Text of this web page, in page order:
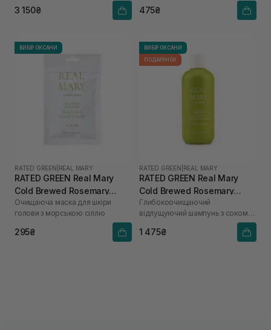
3 150₴ 475₴
ВИБІР ОКСАНИ
RATED GREEN REAL MARY
RATED GREEN Real Mary
Cold Brewed Rosemary
Purifyng Scalp Scaler 50 мл
Очищаюча маска для шкіри
голови з морською сіллю
295₴
ВИБІР ОКСАНИ
ПОДАРУНОК
RATED GREEN REAL MARY
RATED GREEN Real Mary
Cold Brewed Rosemary
Exfoliating Scalp Shampoo
400 ml
Глибокоочищаючий
відлущуючий шампунь з соком
1 475₴